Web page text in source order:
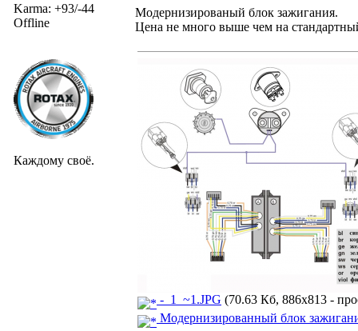
Karma: +93/-44
Offline
Каждому своё.
Модернизированый блок зажигания.
Цена не много выше чем на
-_1_~1.JPG (70.63 Кб, 886x813 -
Модернизированный блок